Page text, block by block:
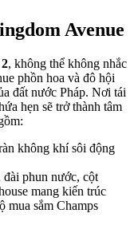
Avenue
, không thể không nhắc
phồn hoa và đô hội
đất nước Pháp. Nơi tái
hẹn sẽ trở thành tâm
không khí sôi động
phun nước, cột
mang kiến trúc
mua sắm Champs